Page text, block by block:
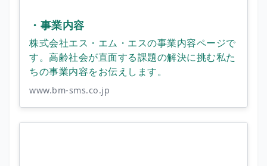
・事業内容
株式会社エス・エム・エスの事業内容ページで
す。高齢社会が直面する課題の解決に挑む私た
ちの事業内容をお伝えします。
www.bm-sms.co.jp